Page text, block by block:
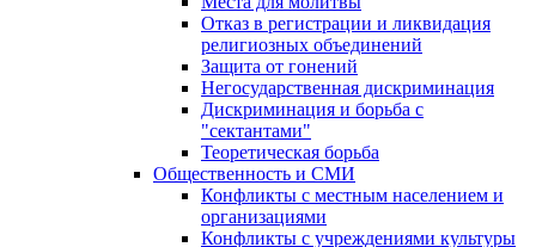
Отказ в регистрации и ликвидация
религиозных объединений
Защита от гонений
Негосударственная дискриминация
Дискриминация и борьба с
"сектантами"
Теоретическая борьба
Общественность и СМИ
Конфликты с местным населением и
организациями
Конфликты с учреждениями культуры